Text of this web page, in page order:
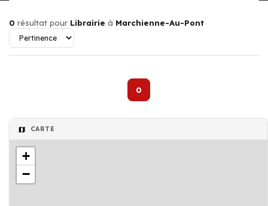
0 résultat pour Librairie à Marchienne-Au-Pont
0
CARTE
+
−